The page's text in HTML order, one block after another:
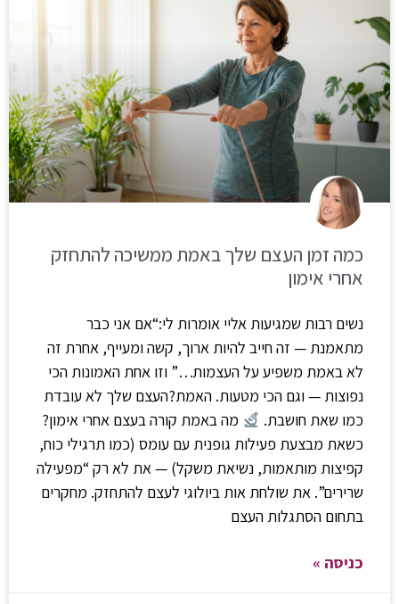
כמה זמן העצם שלך באמת ממשיכה להתחזק
אחרי אימון
נשים רבות שמגיעות אליי אומרות לי:“אם אני כבר
מתאמנת — זה חייב להיות ארוך, קשה ומעייף, אחרת זה
לא באמת משפיע על העצמות…” וזו אחת האמונות הכי
נפוצות — וגם הכי מטעות. האמת?העצם שלך לא עובדת
כמו שאת חושבת.
מה באמת קורה בעצם אחרי אימון?
כשאת מבצעת פעילות גופנית עם עומס (כמו תרגילי כוח,
קפיצות מותאמות, נשיאת משקל) — את לא רק “מפעילה
שרירים”. את שולחת אות ביולוגי לעצם להתחזק. מחקרים
בתחום הסתגלות העצם
כניסה »